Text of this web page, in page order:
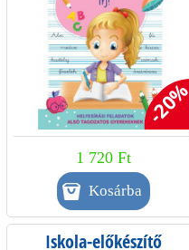
-20%
1 720 Ft
Iskola-előkészítő